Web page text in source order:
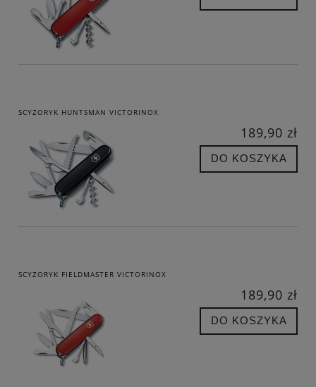
SCYZORYK HUNTSMAN VICTORINOX
189,90 zł
DO KOSZYKA
SCYZORYK FIELDMASTER VICTORINOX
189,90 zł
DO KOSZYKA